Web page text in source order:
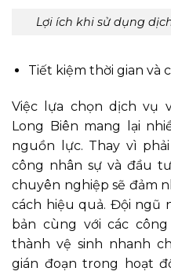
Lợi ích khi sử dụng
Tiết kiệm thời gian và
Việc lựa chọn dịch vụ
Long Biên mang lại
nguồn lực. Thay vì
công nhân sự và đầu
chuyên nghiệp sẽ đảm
cách hiệu quả. Đội ngũ
bản cùng với các
thành vệ sinh nhanh
gián đoạn trong hoạt